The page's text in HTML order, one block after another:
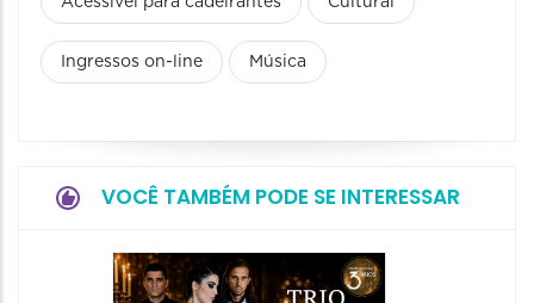
Ingressos on-line Música
VOCÊ TAMBÉM PODE SE INTERESSAR